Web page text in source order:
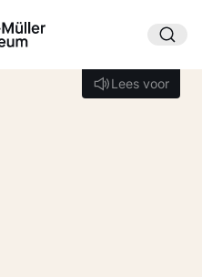
Lees voor
Lees voor